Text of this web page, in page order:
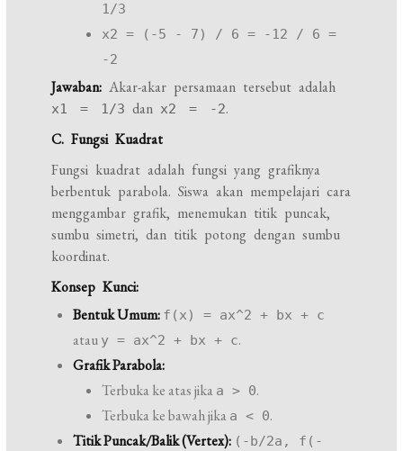
1/3
x2 = (-5 - 7) / 6 = -12 / 6 =
-2
Jawaban: Akar-akar persamaan tersebut adalah
x1 = 1/3 dan x2 = -2.
C. Fungsi Kuadrat
Fungsi kuadrat adalah fungsi yang grafiknya
berbentuk parabola. Siswa akan mempelajari cara
menggambar grafik, menemukan titik puncak,
sumbu simetri, dan titik potong dengan sumbu
koordinat.
Konsep Kunci:
Bentuk Umum: f(x) = ax^2 + bx + c
atau y = ax^2 + bx + c.
Grafik Parabola:
Terbuka ke atas jika a > 0.
Terbuka ke bawah jika a < 0.
Titik Puncak/Balik (Vertex): (-b/2a, f(-